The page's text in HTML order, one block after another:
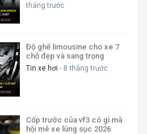
tháng trước
Độ ghế limousine cho xe 7
chỗ đẹp và sang trọng
Tin xe hơi - 8 tháng trước
Cốp trước của vf3 có gì mà
hội mê xe lùng sục 2026